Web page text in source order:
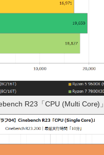
R23「CPU (Multi Core)」